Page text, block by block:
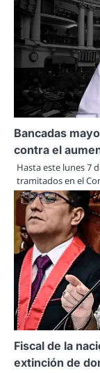
Bancadas
contra el
Hasta este lunes 7
tramitados en el
Fiscal de la
extinción de